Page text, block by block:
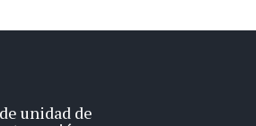
unidad de